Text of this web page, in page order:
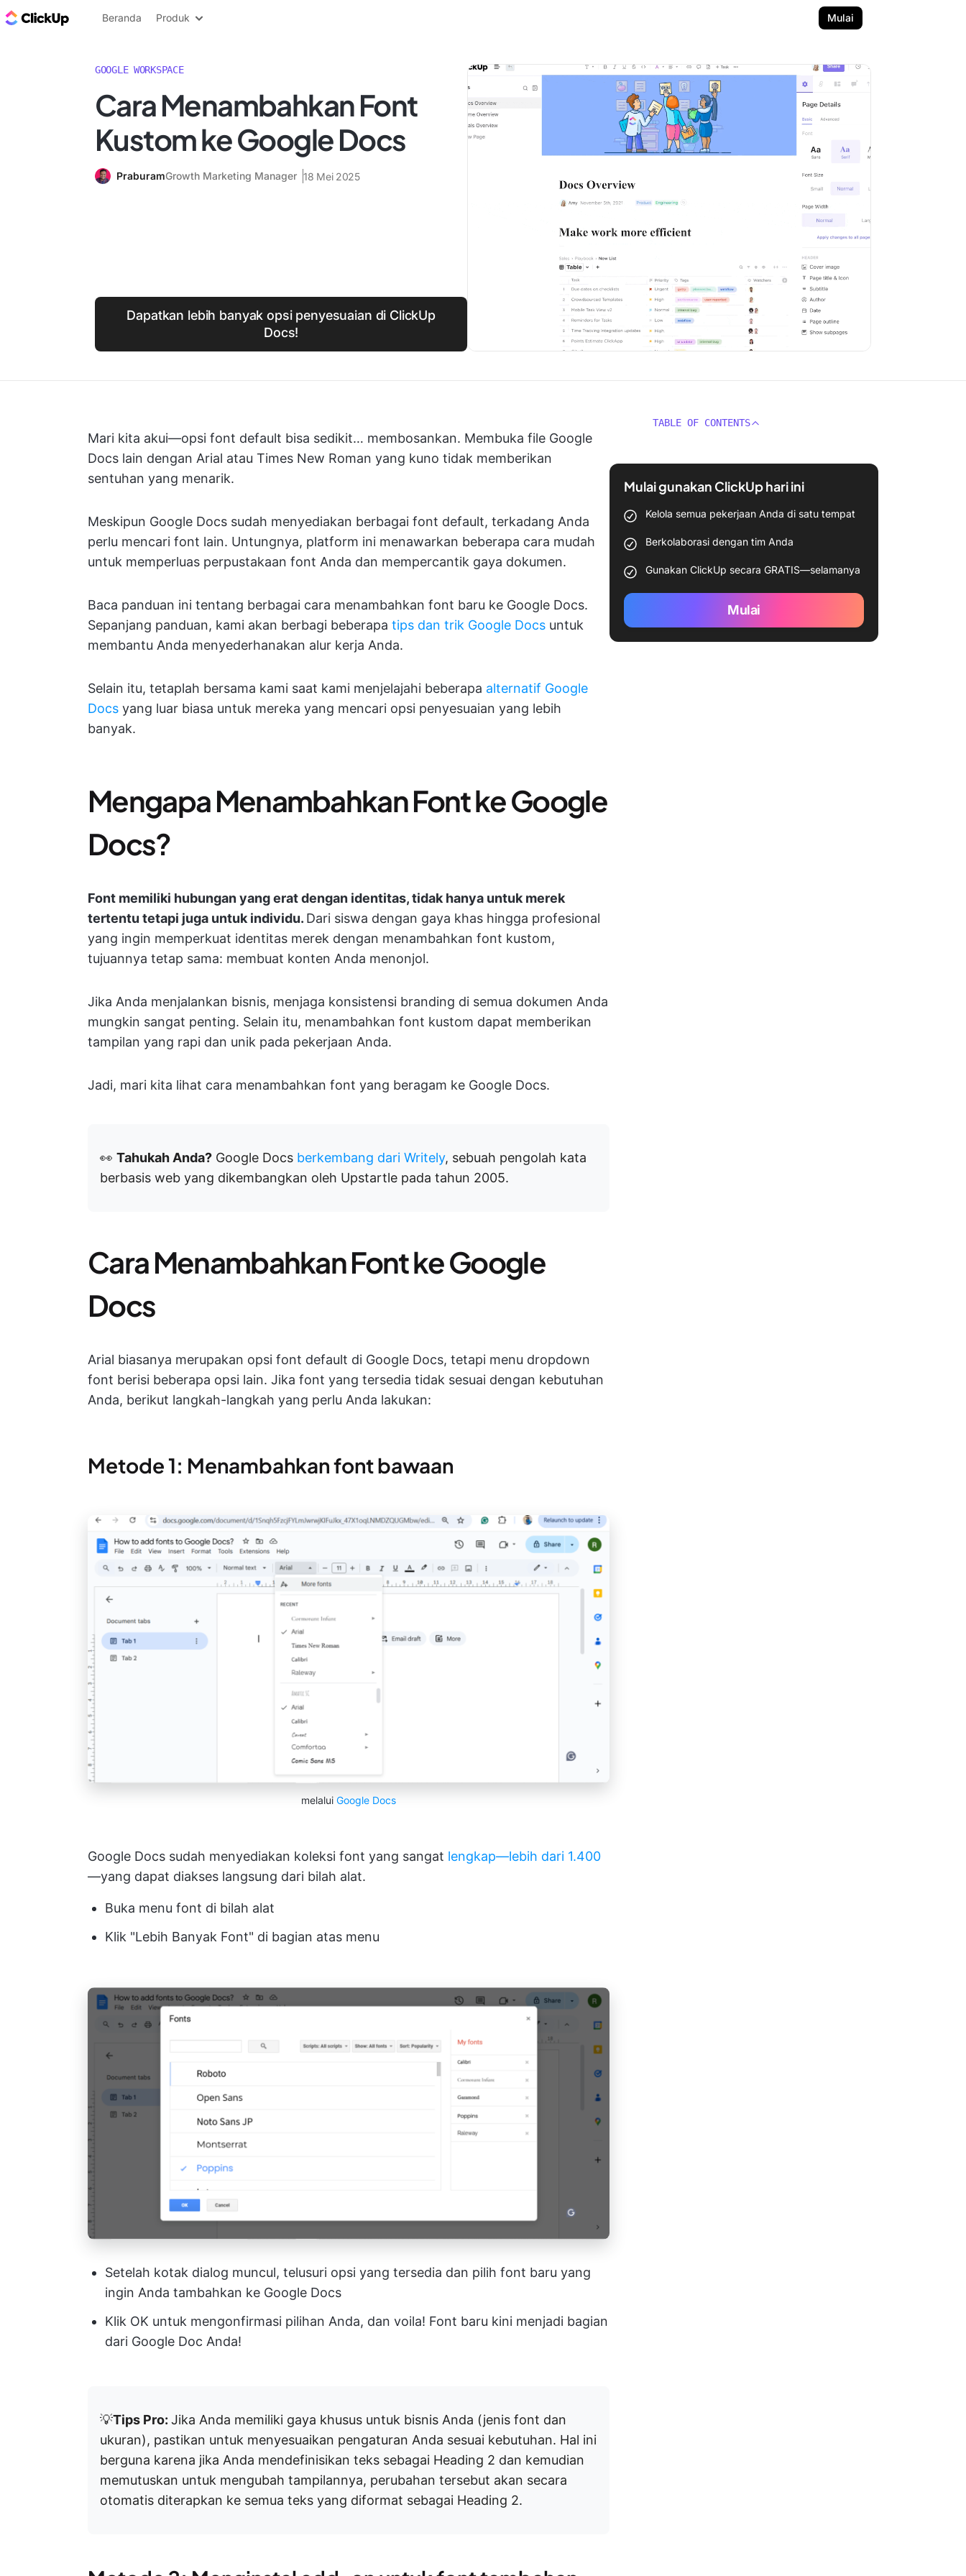
Blog ClickUp
Beranda Produk Mulai
GOOGLE WORKSPACE
Cara Menambahkan Font
Kustom ke Google Docs
PraburamGrowth Marketing Manager 18 Mei 2025
Dapatkan lebih banyak opsi penyesuaian di ClickUp
Docs!
Mari kita akui—opsi font default bisa sedikit… membosankan. Membuka file Google
Docs lain dengan Arial atau Times New Roman yang kuno tidak memberikan
sentuhan yang menarik.
Meskipun Google Docs sudah menyediakan berbagai font default, terkadang Anda
perlu mencari font lain. Untungnya, platform ini menawarkan beberapa cara mudah
untuk memperluas perpustakaan font Anda dan mempercantik gaya dokumen.
Baca panduan ini tentang berbagai cara menambahkan font baru ke Google Docs.
Sepanjang panduan, kami akan berbagi beberapa tips dan trik Google Docs untuk
membantu Anda menyederhanakan alur kerja Anda.
Selain itu, tetaplah bersama kami saat kami menjelajahi beberapa alternatif Google
Docs yang luar biasa untuk mereka yang mencari opsi penyesuaian yang lebih
banyak.
Mengapa Menambahkan Font ke Google
Docs?
Font memiliki hubungan yang erat dengan identitas, tidak hanya untuk merek
tertentu tetapi juga untuk individu. Dari siswa dengan gaya khas hingga profesional
yang ingin memperkuat identitas merek dengan menambahkan font kustom,
tujuannya tetap sama: membuat konten Anda menonjol.
Jika Anda menjalankan bisnis, menjaga konsistensi branding di semua dokumen Anda
mungkin sangat penting. Selain itu, menambahkan font kustom dapat memberikan
tampilan yang rapi dan unik pada pekerjaan Anda.
Jadi, mari kita lihat cara menambahkan font yang beragam ke Google Docs.
👀 Tahukah Anda? Google Docs berkembang dari Writely, sebuah pengolah kata
berbasis web yang dikembangkan oleh Upstartle pada tahun 2005.
Cara Menambahkan Font ke Google
Docs
Arial biasanya merupakan opsi font default di Google Docs, tetapi menu dropdown
font berisi beberapa opsi lain. Jika font yang tersedia tidak sesuai dengan kebutuhan
Anda, berikut langkah-langkah yang perlu Anda lakukan:
Metode 1: Menambahkan font bawaan
melalui Google Docs
Google Docs sudah menyediakan koleksi font yang sangat lengkap—lebih dari 1.400
—yang dapat diakses langsung dari bilah alat.
Buka menu font di bilah alat
Klik "Lebih Banyak Font" di bagian atas menu
Setelah kotak dialog muncul, telusuri opsi yang tersedia dan pilih font baru yang
ingin Anda tambahkan ke Google Docs
Klik OK untuk mengonfirmasi pilihan Anda, dan voila! Font baru kini menjadi bagian
dari Google Doc Anda!
💡Tips Pro: Jika Anda memiliki gaya khusus untuk bisnis Anda (jenis font dan
ukuran), pastikan untuk menyesuaikan pengaturan Anda sesuai kebutuhan. Hal ini
berguna karena jika Anda mendefinisikan teks sebagai Heading 2 dan kemudian
memutuskan untuk mengubah tampilannya, perubahan tersebut akan secara
otomatis diterapkan ke semua teks yang diformat sebagai Heading 2.
TABLE OF CONTENTS
Mulai gunakan ClickUp hari ini
Kelola semua pekerjaan Anda di satu tempat
Berkolaborasi dengan tim Anda
Gunakan ClickUp secara GRATIS—selamanya
Mulai